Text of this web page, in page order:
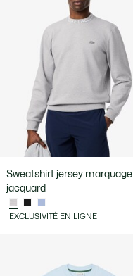
Sweatshirt jersey marquage
jacquard
EXCLUSIVITÉ EN LIGNE